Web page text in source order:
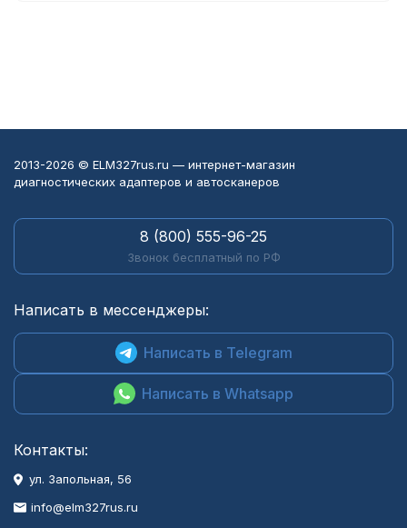
2013-2026 © ELM327rus.ru — интернет-магазин
диагностических адаптеров и автосканеров
8 (800) 555-96-25
Звонок бесплатный по РФ
Написать в мессенджеры:
Написать в Telegram
Написать в Whatsapp
Контакты:
ул. Запольная, 56
info@elm327rus.ru